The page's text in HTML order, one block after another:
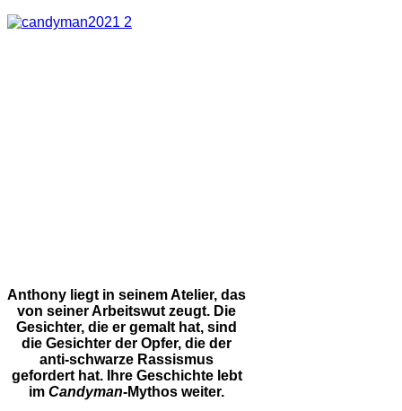
Anthony liegt in seinem Atelier, das
von seiner Arbeitswut zeugt. Die
Gesichter, die er gemalt hat, sind
die Gesichter der Opfer, die der
anti-schwarze Rassismus
gefordert hat. Ihre Geschichte lebt
imCandyman-Mythos weiter.